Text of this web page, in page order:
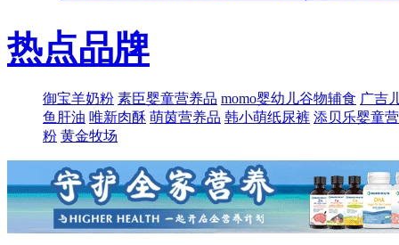
热点品牌
御宝羊奶粉 素臣婴童营养品 momo婴幼儿谷物辅食 广吉
鱼肝油 唯新肉酥 萌​茵营养品 韩小萌纸尿裤 添贝乐婴童
粉 黄金牧场